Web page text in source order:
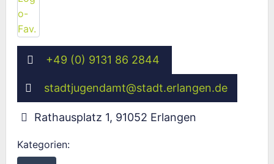
+49 (0) 9131 86 2844
stadtjugendamt@stadt.erlangen.de
Rathausplatz 1, 91052 Erlangen
Kategorien: